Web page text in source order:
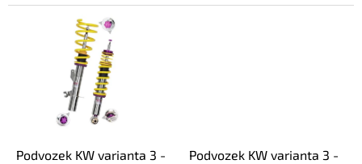
Podvozek KW varianta 3 -
Podvozek KW varianta 3 -